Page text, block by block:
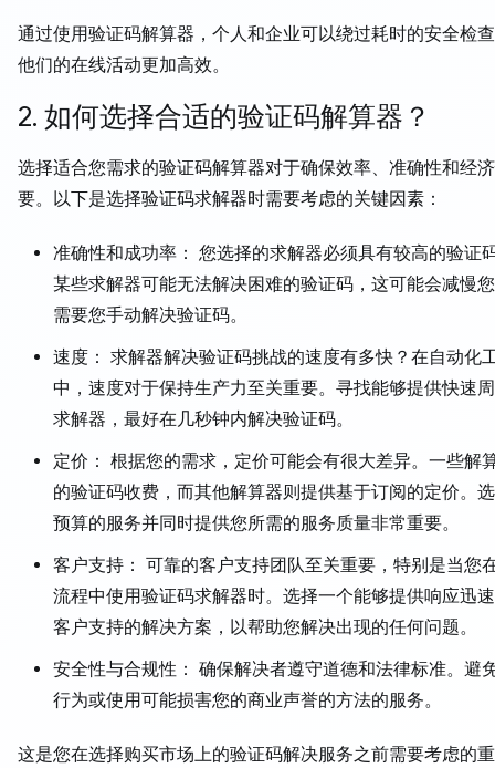
通过使用验证码解算器，个人和企业可以绕过耗时的安全检
他们的在线活动更加高效。
2. 如何选择合适的验证码解算器？
选择适合您需求的验证码解算器对于确保效率、准确性和经
要。以下是选择验证码求解器时需要考虑的关键因素：
准确性和成功率： 您选择的求解器必须具有较高的验证
某些求解器可能无法解决困难的验证码，这可能会减慢
需要您手动解决验证码。
速度： 求解器解决验证码挑战的速度有多快？在自动化
中，速度对于保持生产力至关重要。寻找能够提供快速
求解器，最好在几秒钟内解决验证码。
定价： 根据您的需求，定价可能会有很大差异。一些解
的验证码收费，而其他解算器则提供基于订阅的定价。
预算的服务并同时提供您所需的服务质量非常重要。
客户支持： 可靠的客户支持团队至关重要，特别是当您
流程中使用验证码求解器时。选择一个能够提供响应迅
客户支持的解决方案，以帮助您解决出现的任何问题。
安全性与合规性： 确保解决者遵守道德和法律标准。避
行为或使用可能损害您的商业声誉的方法的服务。
这是您在选择购买市场上的验证码解决服务之前需要考虑的